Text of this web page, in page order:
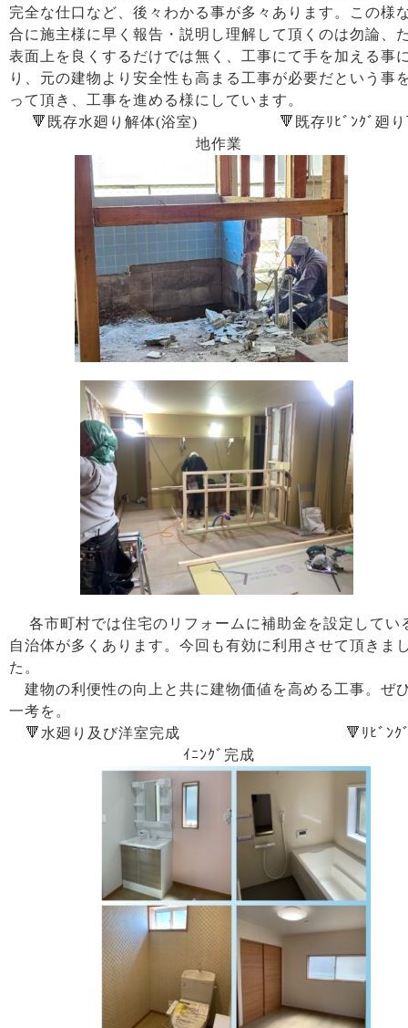
完全な仕口など、後々わかる事が多々あります。この様
合に施主様に早く報告・説明し理解して頂くのは勿論、
表面上を良くするだけでは無く、工事にて手を加える事
り、元の建物より安全性も高まる工事が必要だという事
って頂き、工事を進める様にしています。
🔻既存水廻り解体(浴室) 🔻既存ﾘﾋﾞﾝｸﾞ廻り
地作業
各市町村では住宅のリフォームに補助金を設定してい
自治体が多くあります。今回も有効に利用させて頂きま
た。
建物の利便性の向上と共に建物価値を高める工事。ぜ
一考を。
🔻水廻り及び洋室完成 🔻ﾘﾋﾞﾝｸﾞ
ｲﾆﾝｸﾞ完成